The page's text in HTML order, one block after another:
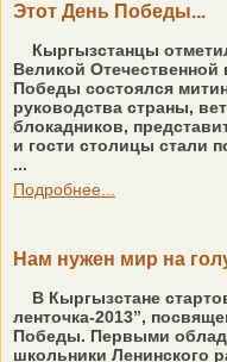
Этот День Победы...
Кыргызстанцы
Великой
Победы состоялся
руководства страны,
блокадников,
и гости столицы стали
...
Подробнее...
Нам нужен мир на
В Кыргызстане
ленточка-2013”,
Победы. Первыми
школьники Ленинского